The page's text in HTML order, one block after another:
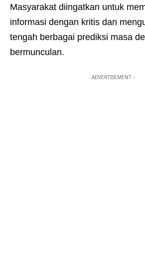
Masyarakat diingatkan untuk
informasi dengan kritis dan
tengah berbagai prediksi masa
bermunculan.
- ADVERTISEMENT -